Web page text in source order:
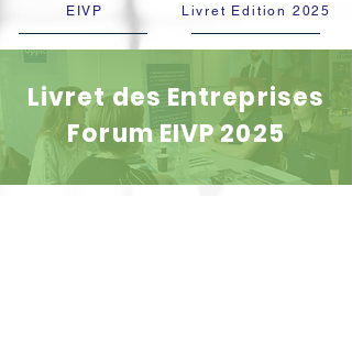
EIVP Livret Edition 2025
Livret des Entreprises
Forum EIVP 2025